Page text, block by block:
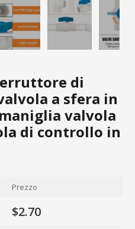
di
a sfera in
valvola
di controllo in
Prezzo
$2.70